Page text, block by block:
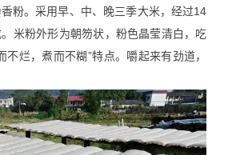
粉。采用早、中、晚三季大米，经过14
米粉外形为朝笏状，粉色晶莹清白，吃
不烂，煮而不糊”特点。嚼起来有劲道，